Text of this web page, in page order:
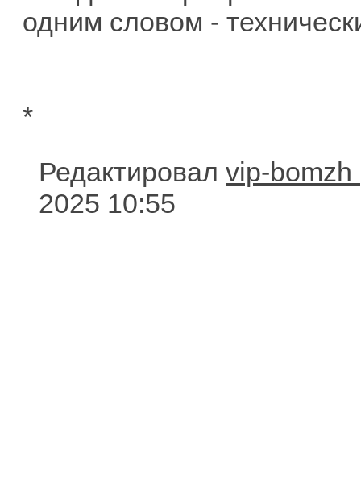
одним словом -
*
Редактировал vip-bomzh
2025 10:55